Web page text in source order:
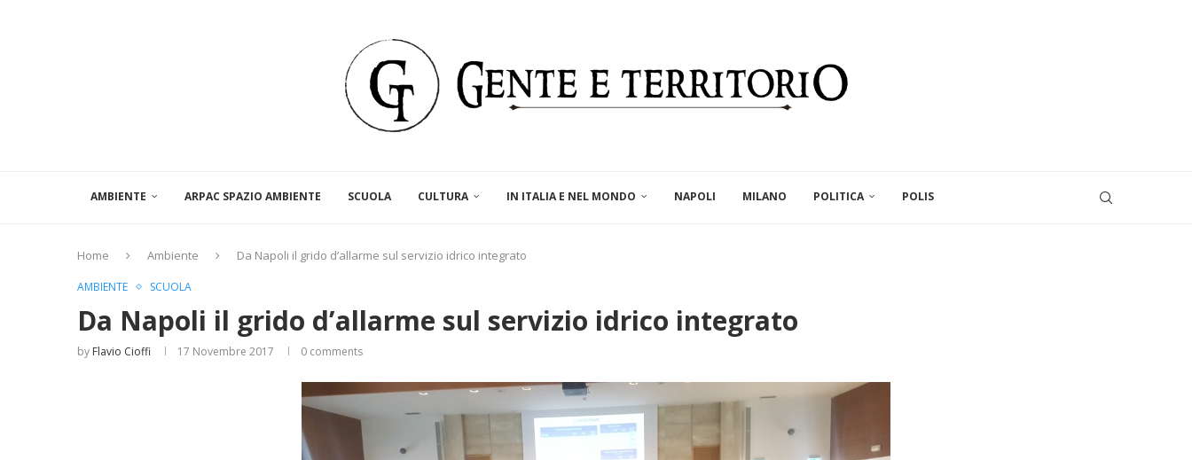
AMBIENTE ARPAC SPAZIO AMBIENTE SCUOLA CULTURA IN ITALIA E NEL MONDO NAPOLI MILANO POLITICA POLIS
Home Ambiente Da Napoli il grido d’allarme sul servizio idrico integrato
AMBIENTE SCUOLA
Da Napoli il grido d’allarme sul servizio idrico integrato
by Flavio Cioffi 17 Novembre 2017 0 comments